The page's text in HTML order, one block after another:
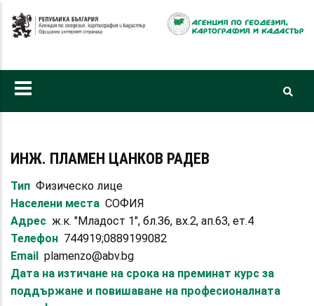
към
ИНЖ. ПЛАМЕН ЦАНКОВ РАДЕВ
Тип Физическо лице
Населени места СОФИЯ
Адрес ж.к. "Младост 1", бл.36, вх.2, ап.63, ет.4
Телефон 744919;0889199082
Email
plamenzo@abv.bg
Дата на изтичане на срока на преминат курс за
поддържане и повишаване на професионалната